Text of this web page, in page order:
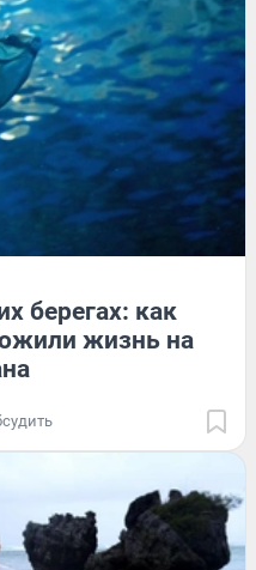
берегах: как
жизнь на